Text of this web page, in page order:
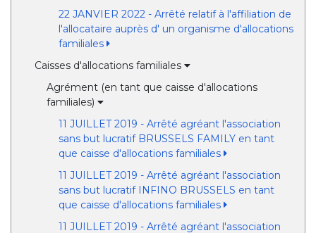
22 JANVIER 2022 - Arrêté relatif à l'affiliation de
l'allocataire auprès d' un organisme d'allocations
familiales
Caisses d'allocations familiales
Agrément (en tant que caisse d'allocations
familiales)
11 JUILLET 2019 - Arrêté agréant l'association
sans but lucratif BRUSSELS FAMILY en tant
que caisse d'allocations familiales
11 JUILLET 2019 - Arrêté agréant l'association
sans but lucratif INFINO BRUSSELS en tant
que caisse d'allocations familiales
11 JUILLET 2019 - Arrêté agréant l'association